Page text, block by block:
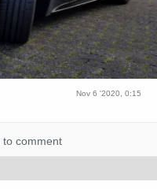
Nov 6 '2020, 0:15
to comment